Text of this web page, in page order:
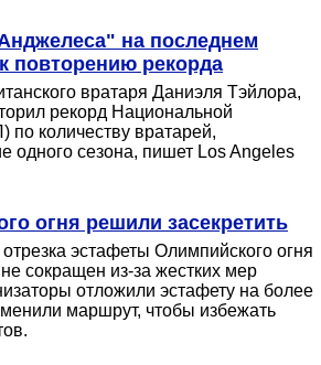
на последнем
повторению рекорда
вратаря Даниэля Тэйлора,
рекорд Национальной
по количеству вратарей,
одного сезона, пишет Los Angeles
огня решили засекретить
эстафеты Олимпийского огня
сокращен из-за жестких мер
отложили эстафету на более
маршрут, чтобы избежать